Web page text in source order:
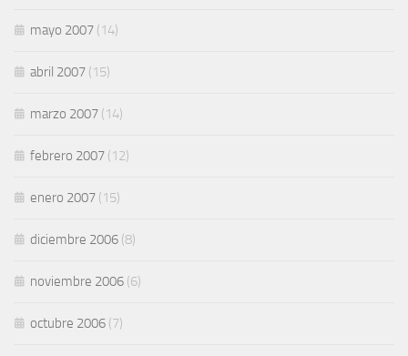
mayo 2007 (14)
abril 2007 (15)
marzo 2007 (14)
febrero 2007 (12)
enero 2007 (15)
diciembre 2006 (8)
noviembre 2006 (6)
octubre 2006 (7)